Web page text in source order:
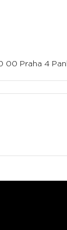
00 Praha 4